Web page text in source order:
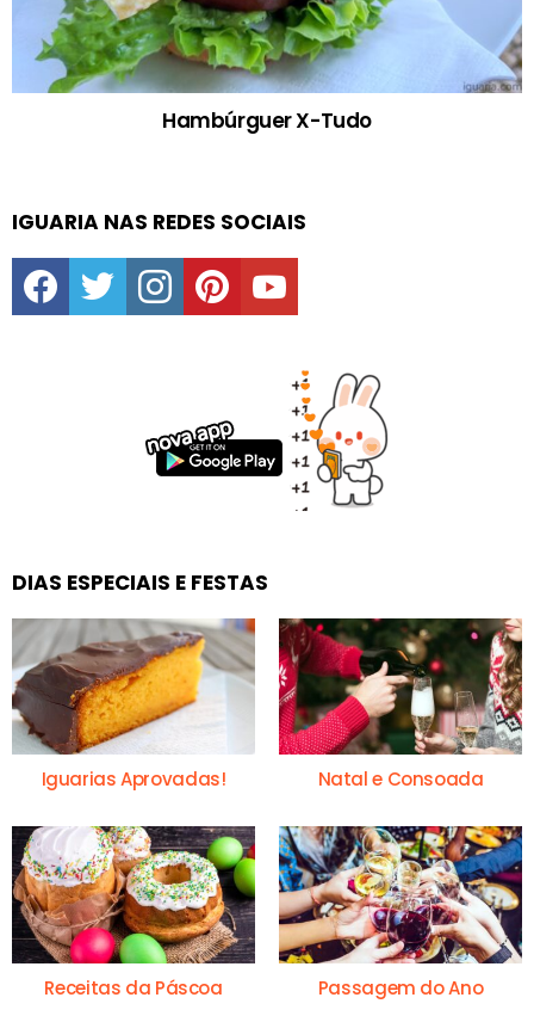
Hambúrguer X-Tudo
IGUARIA NAS REDES SOCIAIS
facebooktwitter instagrampinterestyoutube
DIAS ESPECIAIS E FESTAS
Iguarias Aprovadas! Natal e Consoada
Receitas da Páscoa Passagem do Ano